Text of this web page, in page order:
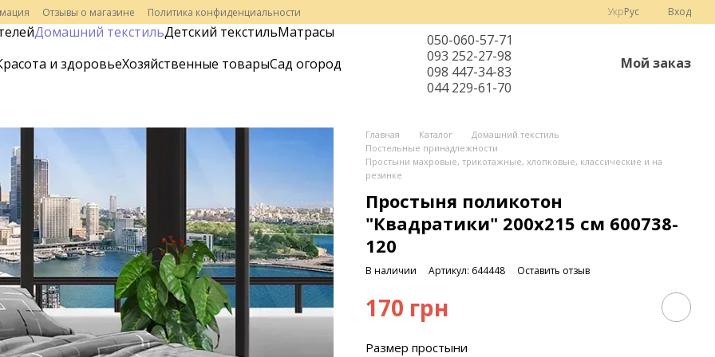
Отзывы о магазине Политика конфиденциальности УкрРус Вход
Домашний текстильДетский текстильМатрасы
и здоровьеХозяйственные товарыСад огород
050-060-57-71
093 252-27-98
098 447-34-83
044 229-61-70
Мой заказ
Главная Каталог
Домашний текстиль
Постельные принадлежности
Простыни махровые, трикотажные, хлопковые, классические и на
резинке
Простыня поликотон
"Квадратики" 200х215 см 600738-
120
В наличии Артикул: 644448 Оставить отзыв
170 грн
Размер простыни